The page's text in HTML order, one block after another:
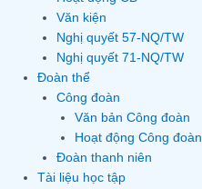
Văn kiện
Nghị quyết 57-NQ/TW
Nghị quyết 71-NQ/TW
Đoàn thể
Công đoàn
Văn bản Công đoàn
Hoạt động Công đoàn
Đoàn thanh niên
Tài liệu học tập